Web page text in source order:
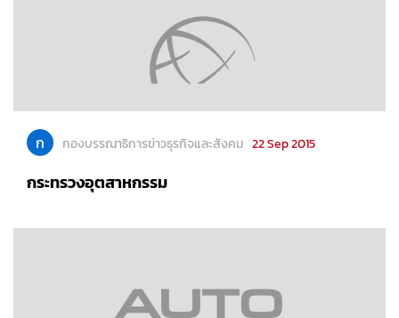
ก กองบรรณาธิการข่าวธุรกิจและสังคม 22 Sep 2015
กระทรวงอุตสาหกรรม